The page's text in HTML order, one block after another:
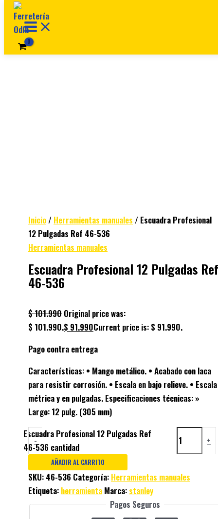
Ir al contenido
Inicio/ Herramientas manuales / Escuadra Profesional
12 Pulgadas Ref 46-536
Herramientas manuales
Escuadra Profesional 12 Pulgadas Ref
46-536
$101.990 Original price was:
$ 101.990.$ 91.990Current price is: $ 91.990.
Pago contra entrega
Características: • Mango metálico. • Acabado con laca
para resistir corrosión. • Escala en bajo relieve. • Escala
métrica y en pulgadas. Especificaciones técnicas: »
Largo: 12 pulg. (305 mm)
-
Escuadra Profesional 12 Pulgadas Ref
46-536 cantidad
+
AÑADIR AL CARRITO
SKU: 46-536 Categoría: Herramientas manuales
Etiqueta: herramienta Marca: stanley
Pagos Seguros